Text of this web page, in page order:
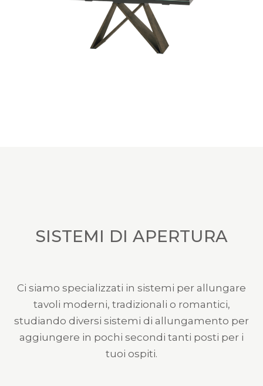
SISTEMI DI APERTURA
Ci siamo specializzati in sistemi per allungare
tavoli moderni, tradizionali o romantici,
studiando diversi sistemi di allungamento per
aggiungere in pochi secondi tanti posti per i
tuoi ospiti.